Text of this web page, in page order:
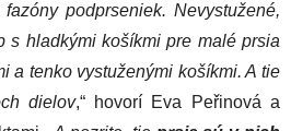
podprseniek. Nevystužené,
s hladkými košíkmi pre malé prsia
a tenko vystuženými košíkmi. A tie
dielov,“ hovorí Eva Peřinová a